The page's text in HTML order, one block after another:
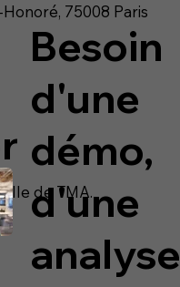
75008 Paris
de TMA.
Besoin
d'une
démo,
d'une
analyse